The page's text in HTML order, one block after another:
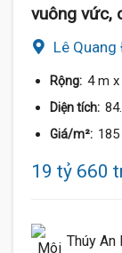
vuông vức,
Lê Quang
Rộng: 4 m x
Diện tích:
Giá/m²:
19 tỷ 660
Thúy An